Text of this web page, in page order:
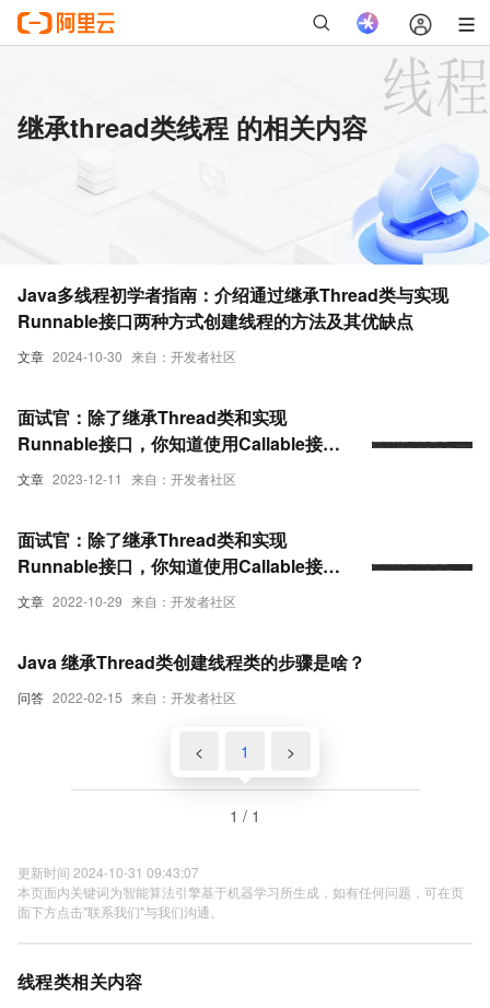
继承thread类线程 的相关内容
文章 2024-10-30 来自：开发者社区
Java多线程初学者指南：介绍通过继承Thread类与实现
Runnable接口两种方式创建线程的方法及其优缺点
文章 2023-12-11 来自：开发者社区
面试官：除了继承Thread类和实现
Runnable接口，你知道使用Callable接口
的方式来创建线程吗？
文章 2022-10-29 来自：开发者社区
面试官：除了继承Thread类和实现
Runnable接口，你知道使用Callable接口
的方式来创建线程吗？
问答 2022-02-15 来自：开发者社区
Java 继承Thread类创建线程类的步骤是啥？
< 1 >
1 / 1
更新时间 2024-10-31 09:43:07
本页面内关键词为智能算法引擎基于机器学习所生成，如有任何问题，可在页
面下方点击"联系我们"与我们沟通。
线程类相关内容